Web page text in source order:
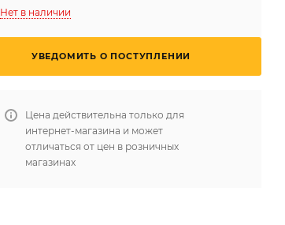
Нет в наличии
УВЕДОМИТЬ О ПОСТУПЛЕНИИ
Цена действительна только для
интернет-магазина и может
отличаться от цен в розничных
магазинах